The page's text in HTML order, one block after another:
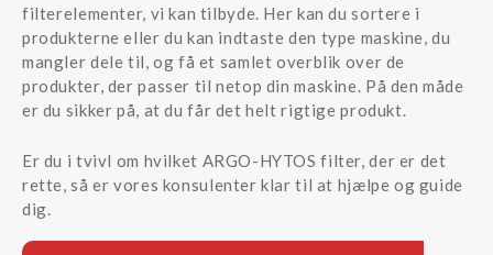
filterelementer, vi kan tilbyde. Her kan du sortere i
produkterne eller du kan indtaste den type maskine, du
mangler dele til, og få et samlet overblik over de
produkter, der passer til netop din maskine. På den måde
er du sikker på, at du får det helt rigtige produkt.
Er du i tvivl om hvilket ARGO-HYTOS filter, der er det
rette, så er vores konsulenter klar til at hjælpe og guide
dig.